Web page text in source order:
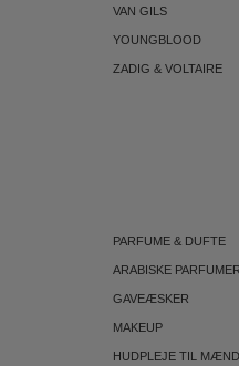
VAN GILS
YOUNGBLOOD
ZADIG & VOLTAIRE
PARFUME & DUFTE
ARABISKE PARFUMER
GAVEÆSKER
MAKEUP
HUDPLEJE TIL MÆND